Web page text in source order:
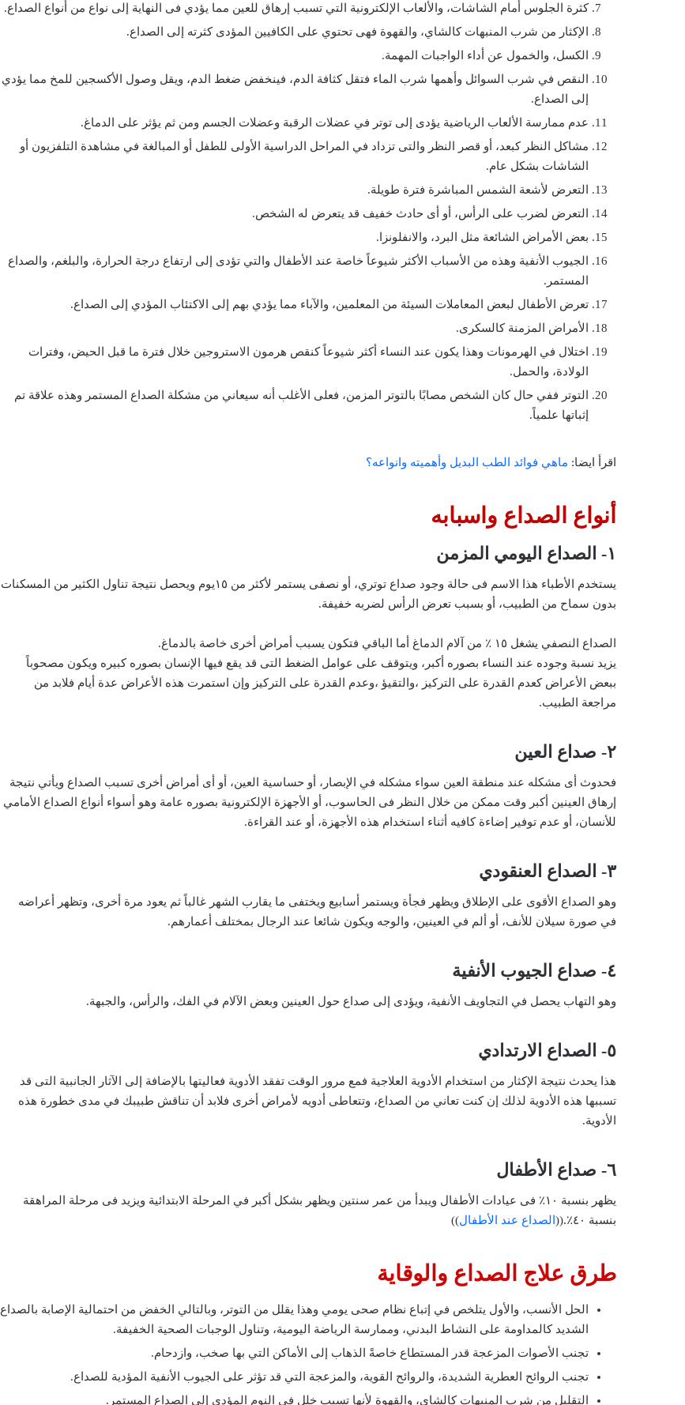
كثرة الجلوس أمام الشاشات، والألعاب الإلكترونية التي تسبب إرهاق للعين مما يؤدي فى النهاية إلى نواع من أنواع الصداع.
الإكثار من شرب المنبهات كالشاي، والقهوة فهى تحتوي على الكافيين المؤدى كثرته إلى الصداع.
الكسل، والخمول عن أداء الواجبات المهمة.
النقص في شرب السوائل وأهمها شرب الماء فتقل كثافة الدم، فينخفض ضغط الدم، ويقل وصول الأكسجين للمخ مما يؤدي
إلى الصداع.
عدم ممارسة الألعاب الرياضية يؤدى إلى توتر في عضلات الرقبة وعضلات الجسم ومن ثم يؤثر على الدماغ.
مشاكل النظر كبعد، أو قصر النظر والتى تزداد في المراحل الدراسية الأولى للطفل أو المبالغة في مشاهدة التلفزيون أو
الشاشات بشكل عام.
التعرض لأشعة الشمس المباشرة فترة طويلة.
التعرض لضرب على الرأس، أو أى حادث خفيف قد يتعرض له الشخص.
بعض الأمراض الشائعة مثل البرد، والانفلونزا.
الجيوب الأنفية وهذه من الأسباب الأكثر شيوعاً خاصة عند الأطفال والتي تؤدى إلى ارتفاع درجة الحرارة، والبلغم، والصداع
المستمر.
تعرض الأطفال لبعض المعاملات السيئة من المعلمين، والآباء مما يؤدي بهم إلى الاكتئاب المؤدي إلى الصداع.
الأمراض المزمنة كالسكرى.
اختلال في الهرمونات وهذا يكون عند النساء أكثر شيوعاً كنقص هرمون الاستروجين خلال فترة ما قبل الحيض، وفترات
الولادة، والحمل.
التوتر ففي حال كان الشخص مصابًا بالتوتر المزمن، فعلى الأغلب أنه سيعاني من مشكلة الصداع المستمر وهذه علاقة تم
إثباتها علمياً.
اقرأ ايضا: ماهي فوائد الطب البديل وأهميته وانواعه؟
أنواع الصداع واسبابه
١- الصداع اليومي المزمن
يستخدم الأطباء هذا الاسم فى حالة وجود صداع توتري، أو نصفى يستمر لأكثر من ١٥يوم ويحصل نتيجة تناول الكثير من المسكنات
بدون سماح من الطبيب، أو بسبب تعرض الرأس لضربه خفيفة.
الصداع النصفي يشغل ١٥ ٪ من آلام الدماغ أما الباقي فتكون يسبب أمراض أخرى خاصة بالدماغ.
يزيد نسبة وجوده عند النساء بصوره أكبر، ويتوقف على عوامل الضغط التى قد يقع فيها الإنسان بصوره كبيره ويكون مصحوباً
ببعض الأعراض كعدم القدرة على التركيز ،والتقيؤ ،وعدم القدرة على التركيز وإن استمرت هذه الأعراض عدة أيام فلابد من
مراجعة الطبيب.
٢- صداع العين
فحدوث أى مشكله عند منطقة العين سواء مشكله في الإبصار، أو حساسية العين، أو أى أمراض أخرى تسبب الصداع ويأتي نتيجة
إرهاق العينين أكبر وقت ممكن من خلال النظر فى الحاسوب، أو الأجهزة الإلكترونية بصوره عامة وهو أسواء أنواع الصداع الأمامي
للأنسان، أو عدم توفير إضاءة كافيه أثناء استخدام هذه الأجهزة، أو عند القراءة.
٣- الصداع العنقودي
وهو الصداع الأقوى على الإطلاق ويظهر فجأة ويستمر أسابيع ويختفى ما يقارب الشهر غالباً ثم يعود مرة أخرى، وتظهر أعراضه
في صورة سيلان للأنف، أو ألم في العينين، والوجه ويكون شائعا عند الرجال بمختلف أعمارهم.
٤- صداع الجيوب الأنفية
وهو التهاب يحصل في التجاويف الأنفية، ويؤدى إلى صداع حول العينين وبعض الآلام في الفك، والرأس، والجبهة.
٥- الصداع الارتدادي
هذا يحدث نتيجة الإكثار من استخدام الأدوية العلاجية فمع مرور الوقت تفقد الأدوية فعاليتها بالإضافة إلى الآثار الجانبية التى قد
تسببها هذه الأدوية لذلك إن كنت تعاني من الصداع، وتتعاطى أدويه لأمراض أخرى فلابد أن تناقش طبيبك في مدى خطورة هذه
الأدوية.
٦- صداع الأطفال
يظهر بنسبة ١٠٪ فى عيادات الأطفال ويبدأ من عمر سنتين ويظهر بشكل أكبر في المرحلة الابتدائية ويزيد فى مرحلة المراهقة
بنسبة ٤٠٪.((
الصداع عند الأطفال))
طرق علاج الصداع والوقاية
الحل الأنسب، والأول يتلخص في إتباع نظام صحى يومي وهذا يقلل من التوتر، وبالتالي الخفض من احتمالية الإصابة بالصداع
الشديد كالمداومة على النشاط البدني، وممارسة الرياضة اليومية، وتناول الوجبات الصحية الخفيفة.
تجنب الأصوات المزعجة قدر المستطاع خاصةً الذهاب إلى الأماكن التي بها صخب، وازدحام.
تجنب الروائح العطرية الشديدة، والروائح القوية، والمزعجة التي قد تؤثر على الجيوب الأنفية المؤدية للصداع.
التقليل من شرب المنبهات كالشاي، والقهوة لأنها تسبب خلل في النوم المؤدي إلى الصداع المستمر.